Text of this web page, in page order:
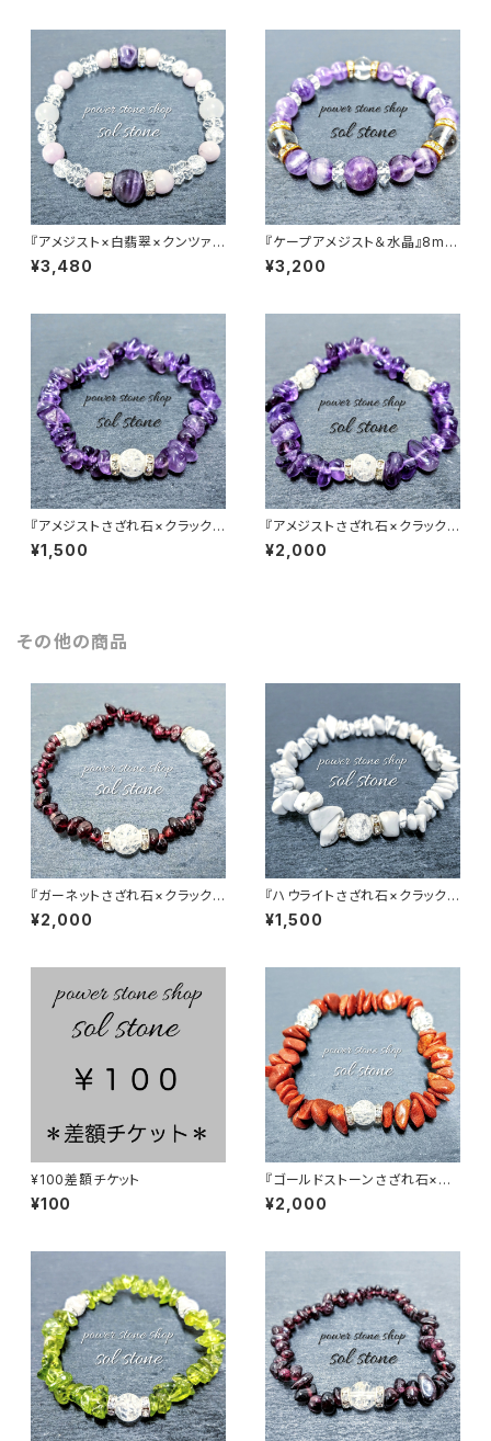
『アメジスト×白翡翠×クンツァイ
ト×クラック水晶』天然石パワー
ストーンブレスレット
¥3,480
『ケープアメジスト＆水晶』8mm
10mm天然石パワーストーンブ
レスレット
¥3,200
『アメジストさざれ石×クラック
水晶』天然石パワーストーンブレ
スレット
¥1,500
『アメジストさざれ石×クラック
水晶３つ』天然石パワーストーン
ブレスレット
¥2,000
その他の商品
『ガーネットさざれ石×クラック
水晶３つ』天然石パワーストーン
ブレスレット
¥2,000
『ハウライトさざれ石×クラック
水晶』天然石パワーストーンブレ
スレット
¥1,500
¥100差額チケット
¥100
『ゴールドストーンさざれ石×ク
ラック水晶３つ』天然石パワース
トーンブレスレット
¥2,000